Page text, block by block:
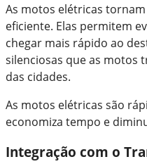
As motos elétricas tornam
eficiente. Elas permitem
chegar mais rápido ao
silenciosas que as motos
das cidades.
As motos elétricas são
economiza tempo e
Integração com o